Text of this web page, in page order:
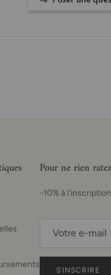
Pour ne rien
-10% à
S’INSCRIRE